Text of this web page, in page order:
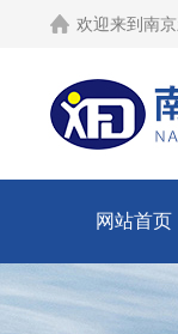
欢迎来到 南
网站首页